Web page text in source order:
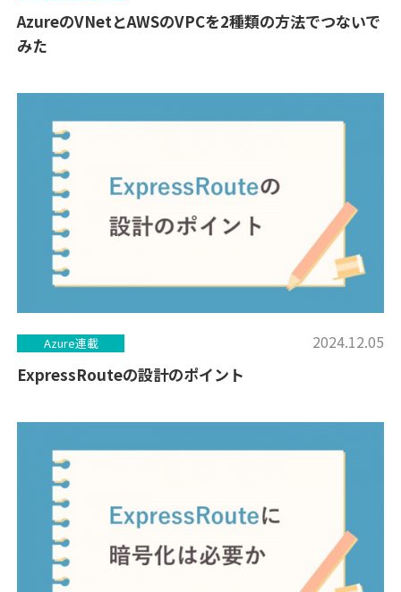
AzureのVNetとAWSのVPCを2種類の方法でつないで
みた
Azure連載 2024.12.05
ExpressRouteの設計のポイント